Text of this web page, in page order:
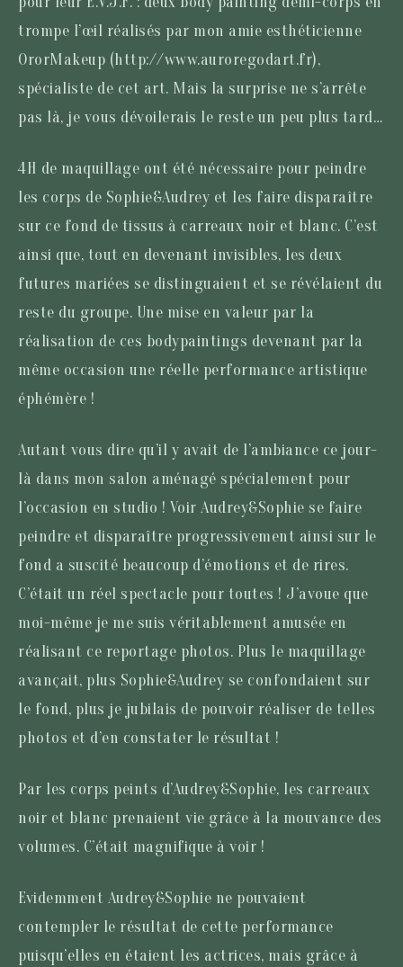
trompe l’œil réalisés par mon amie esthéticienne
OrorMakeup (http://www.auroregodart.fr),
spécialiste de cet art. Mais la surprise ne s’arrête
pas là, je vous dévoilerais le reste un peu plus tard…
4H de maquillage ont été nécessaire pour peindre
les corps de Sophie&Audrey et les faire disparaître
sur ce fond de tissus à carreaux noir et blanc. C’est
ainsi que, tout en devenant invisibles, les deux
futures mariées se distinguaient et se révélaient du
reste du groupe. Une mise en valeur par la
réalisation de ces bodypaintings devenant par la
même occasion une réelle performance artistique
éphémère !
Autant vous dire qu’il y avait de l’ambiance ce jour-
là dans mon salon aménagé spécialement pour
l’occasion en studio ! Voir Audrey&Sophie se faire
peindre et disparaître progressivement ainsi sur le
fond a suscité beaucoup d’émotions et de rires.
C’était un réel spectacle pour toutes ! J’avoue que
moi-même je me suis véritablement amusée en
réalisant ce reportage photos. Plus le maquillage
avançait, plus Sophie&Audrey se confondaient sur
le fond, plus je jubilais de pouvoir réaliser de telles
photos et d’en constater le résultat !
Par les corps peints d’Audrey&Sophie, les carreaux
noir et blanc prenaient vie grâce à la mouvance des
volumes. C’était magnifique à voir !
Evidemment Audrey&Sophie ne pouvaient
contempler le résultat de cette performance
puisqu’elles en étaient les actrices, mais grâce à